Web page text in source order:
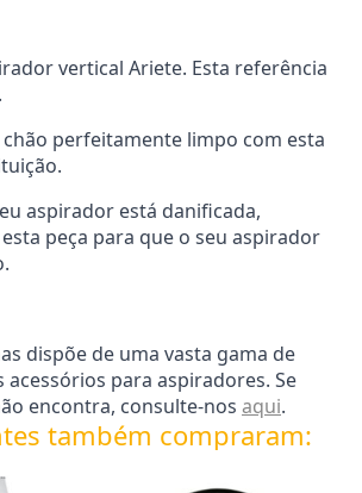
vertical Ariete. Esta referência
perfeitamente limpo com esta
aspirador está danificada,
peça para que o seu aspirador
dispõe de uma vasta gama de
acessórios para aspiradores. Se
encontra, consulte-nos aqui.
também compraram: